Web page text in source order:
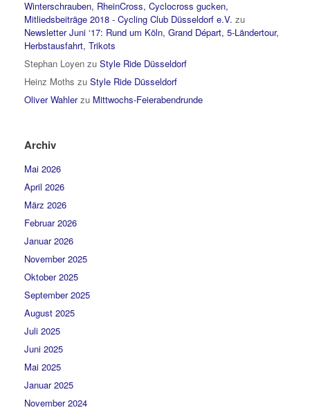
Winterschrauben, RheinCross, Cyclocross gucken,
Mitliedsbeiträge 2018 - Cycling Club Düsseldorf e.V. zu
Newsletter Juni ‘17: Rund um Köln, Grand Départ, 5-Ländertour,
Herbstausfahrt, Trikots
Stephan Loyen zu Style Ride Düsseldorf
Heinz Moths zu Style Ride Düsseldorf
Oliver Wahlerzu Mittwochs-Feierabendrunde
Archiv
Mai 2026
April 2026
März 2026
Februar 2026
Januar 2026
November 2025
Oktober 2025
September 2025
August 2025
Juli 2025
Juni 2025
Mai 2025
Januar 2025
November 2024